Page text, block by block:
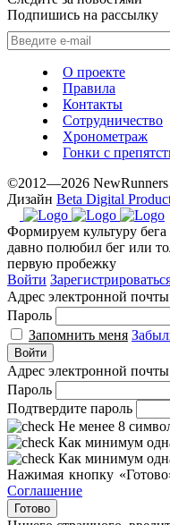
best
prices.
Подпишись на рассылку
О проекте
Правила
Контакты
Сотрудничество
Хронометраж
Гонки с
©2012—2026 NewRunners
Дизайн Beta Digital
Формируем культуру бега
давно полюбил бег или
первую пробежку
Войти
Адрес электронной почты
Пароль
Запомнить меня
Войти
Адрес электронной почты
Пароль
Подтвердите пароль
Не менее 8
Как минимум
Как минимум
Нажимая кнопку
Соглашение
Готово